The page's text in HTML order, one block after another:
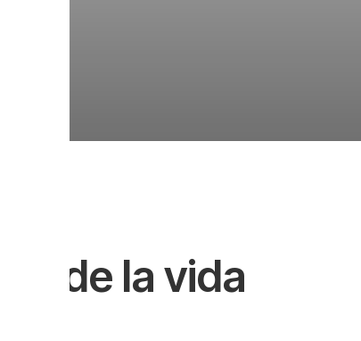
de la vida